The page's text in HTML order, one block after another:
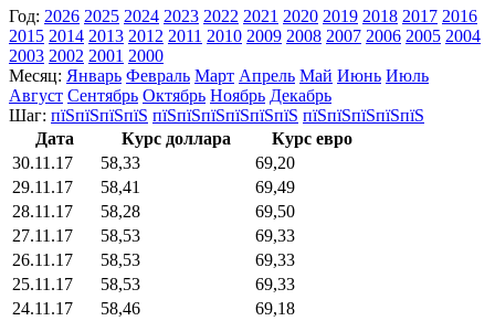
Год: 2026 2025 2024 2023 2022 2021 2020 2019 2018 2017 2016
2015 2014 2013 2012 2011 2010 2009 2008 2007 2006 2005 2004
2003 2002 2001 2000
Месяц: Январь Февраль Март Апрель Май Июнь Июль
Август Сентябрь Октябрь Ноябрь Декабрь
Шаг: пїЅпїЅпїЅпїЅ пїЅпїЅпїЅпїЅпїЅпїЅ пїЅпїЅпїЅпїЅпїЅ
Дата
Курс доллара
Курс евро
30.11.17
58,33
69,20
29.11.17
58,41
69,49
28.11.17
58,28
69,50
27.11.17
58,53
69,33
26.11.17
58,53
69,33
25.11.17
58,53
69,33
24.11.17
58,46
69,18